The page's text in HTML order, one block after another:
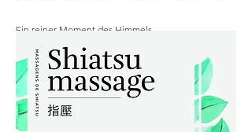
Ein reiner Moment des Himmels…